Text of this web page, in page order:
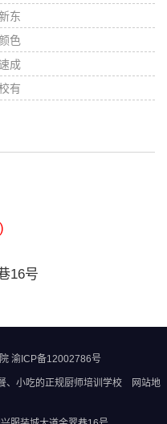
东
色
成
有
16号
渝ICP备12002786号
、小吃的正规厨师培训学校
网站地